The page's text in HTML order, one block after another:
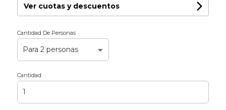
Ver cuotas y descuentos
Cantidad De Personas
Cantidad